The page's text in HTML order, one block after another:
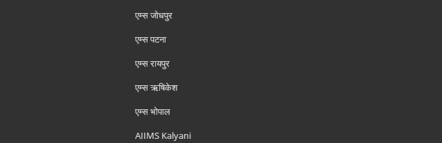
एम्‍स जोधपुर
एम्‍स पटना
एम्‍स रायपुर
एम्‍स ऋषिकेश
एम्‍स भोपाल
AIIMS Kalyani